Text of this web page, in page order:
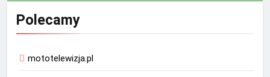
Polecamy
mototelewizja.pl